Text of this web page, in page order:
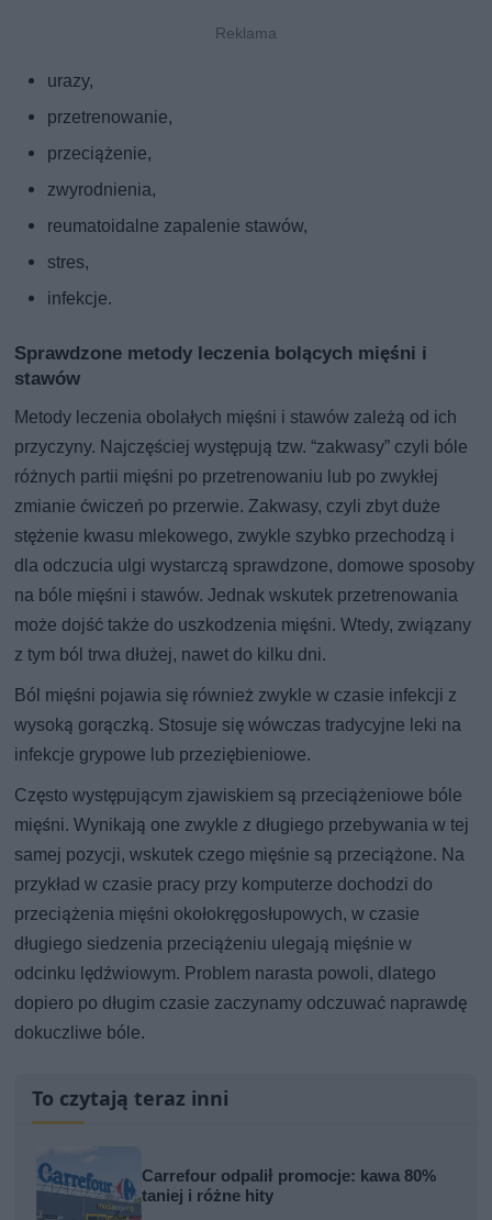
urazy,
przetrenowanie,
przeciążenie,
zwyrodnienia,
reumatoidalne zapalenie stawów,
stres,
infekcje.
Sprawdzone metody leczenia bolących mięśni i
stawów
Metody leczenia obolałych mięśni i stawów zależą od ich
przyczyny. Najczęściej występują tzw. “zakwasy” czyli bóle
różnych partii mięśni po przetrenowaniu lub po zwykłej
zmianie ćwiczeń po przerwie. Zakwasy, czyli zbyt duże
stężenie kwasu mlekowego, zwykle szybko przechodzą i
dla odczucia ulgi wystarczą sprawdzone, domowe sposoby
na bóle mięśni i stawów. Jednak wskutek przetrenowania
może dojść także do uszkodzenia mięśni. Wtedy, związany
z tym ból trwa dłużej, nawet do kilku dni.
Ból mięśni pojawia się również zwykle w czasie infekcji z
wysoką gorączką. Stosuje się wówczas tradycyjne leki na
infekcje grypowe lub przeziębieniowe.
Często występującym zjawiskiem są przeciążeniowe bóle
mięśni. Wynikają one zwykle z długiego przebywania w tej
samej pozycji, wskutek czego mięśnie są przeciążone. Na
przykład w czasie pracy przy komputerze dochodzi do
przeciążenia mięśni okołokręgosłupowych, w czasie
długiego siedzenia przeciążeniu ulegają mięśnie w
odcinku lędźwiowym. Problem narasta powoli, dlatego
dopiero po długim czasie zaczynamy odczuwać naprawdę
dokuczliwe bóle.
To czytają teraz inni
Carrefour odpalił promocje: kawa 80%
taniej i różne hity